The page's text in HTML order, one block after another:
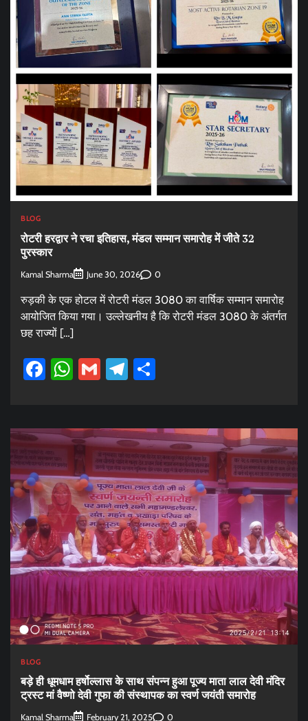
BLOG
रोटरी हरद्वार ने रचा इतिहास, मंडल सम्मान समारोह में जीते 32
पुरस्कार
Kamal Sharma June 30, 2026 0
रुड़की के एक होटल में रोटरी मंडल 3080 का वार्षिक सम्मान समारोह
आयोजित किया गया। उल्लेखनीय है कि रोटरी मंडल 3080 के अंतर्गत
छह राज्यों […]
Facebook
WhatsApp
GmailTelegram
BLOG
बड़े ही धूमधाम हर्षोल्लास के साथ संपन्न हुआ पूज्य माता लाल देवी मंदिर
ट्रस्ट मां वैष्णो देवी गुफा की संस्थापक का स्वर्ण जयंती समारोह
Kamal Sharma February 21, 2025 0